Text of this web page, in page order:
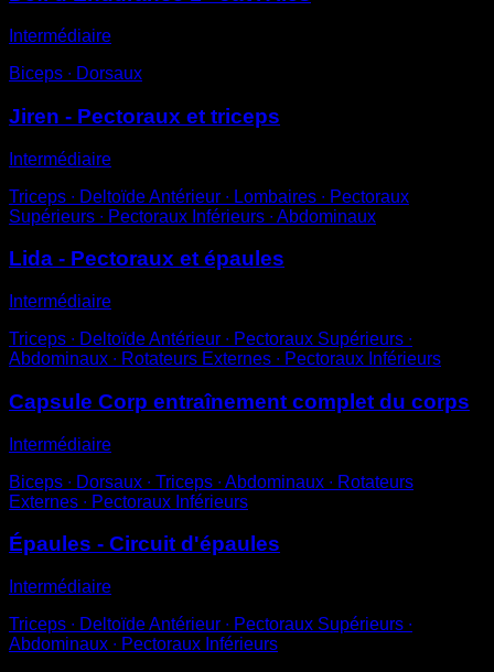
Intermédiaire
Biceps ∙ Dorsaux
Jiren - Pectoraux et triceps
Intermédiaire
Triceps ∙ Deltoïde Antérieur ∙ Lombaires ∙ Pectoraux
Supérieurs ∙ Pectoraux Inférieurs ∙ Abdominaux
Lida - Pectoraux et épaules
Intermédiaire
Triceps ∙ Deltoïde Antérieur ∙ Pectoraux Supérieurs ∙
Abdominaux ∙ Rotateurs Externes ∙ Pectoraux Inférieurs
Capsule Corp entraînement complet du corps
Intermédiaire
Biceps ∙ Dorsaux ∙ Triceps ∙ Abdominaux ∙ Rotateurs
Externes ∙ Pectoraux Inférieurs
Épaules - Circuit d'épaules
Intermédiaire
Triceps ∙ Deltoïde Antérieur ∙ Pectoraux Supérieurs ∙
Abdominaux ∙ Pectoraux Inférieurs